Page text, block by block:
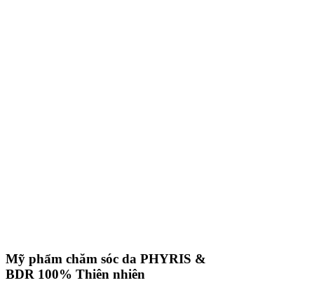
Mỹ phẩm chăm sóc da PHYRIS &
BDR 100% Thiên nhiên